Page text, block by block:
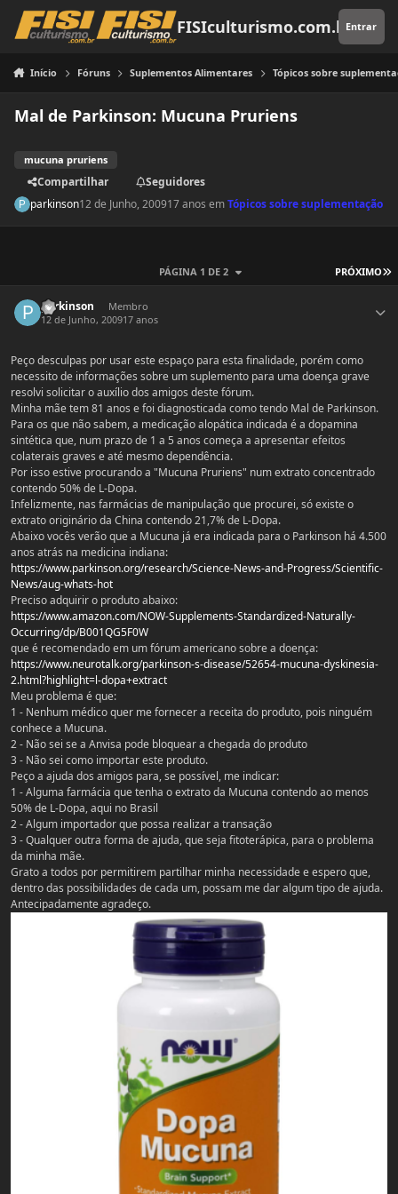
Pular para o conteúdo
FISIculturismo.com.brEntrar
Início Fóruns Suplementos Alimentares Tópicos sobre
Mal de Parkinson: Mucuna Pruriens
mucuna pruriens
Compartilhar
Seguidores
parkinson12 de Junho, 200917 anos emTópicos sobre suplementação
PRÓXIMO
PÁGINA 1 DE 2
parkinson
Membro
12 de Junho, 200917 anos
Peço desculpas por usar este espaço para esta finalidade, porém como
necessito de informações sobre um suplemento para uma doença grave
resolvi solicitar o auxílio dos amigos deste fórum.
Minha mãe tem 81 anos e foi diagnosticada como tendo Mal de Parkinson.
Para os que não sabem, a medicação alopática indicada é a dopamina
sintética que, num prazo de 1 a 5 anos começa a apresentar efeitos
colaterais graves e até mesmo dependência.
Por isso estive procurando a "Mucuna Pruriens" num extrato concentrado
contendo 50% de L-Dopa.
Infelizmente, nas farmácias de manipulação que procurei, só existe o
extrato originário da China contendo 21,7% de L-Dopa.
Abaixo vocês verão que a Mucuna já era indicada para o Parkinson há 4.500
anos atrás na medicina indiana:
https://www.parkinson.org/research/Science-News-and-Progress/Scientific-
News/aug-whats-hot
Preciso adquirir o produto abaixo:
https://www.amazon.com/NOW-Supplements-Standardized-Naturally-
Occurring/dp/B001QG5F0W
que é recomendado em um fórum americano sobre a doença:
https://www.neurotalk.org/parkinson-s-disease/52654-mucuna-dyskinesia-
2.html?highlight=l-dopa+extract
Meu problema é que:
1 - Nenhum médico quer me fornecer a receita do produto, pois ninguém
conhece a Mucuna.
2 - Não sei se a Anvisa pode bloquear a chegada do produto
3 - Não sei como importar este produto.
Peço a ajuda dos amigos para, se possível, me indicar:
1 - Alguma farmácia que tenha o extrato da Mucuna contendo ao menos
50% de L-Dopa, aqui no Brasil
2 - Algum importador que possa realizar a transação
3 - Qualquer outra forma de ajuda, que seja fitoterápica, para o problema
da minha mãe.
Grato a todos por permitirem partilhar minha necessidade e espero que,
dentro das possibilidades de cada um, possam me dar algum tipo de ajuda.
Antecipadamente agradeço.